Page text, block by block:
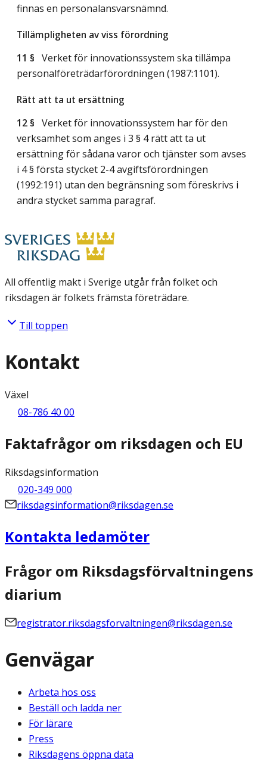
finnas en personalansvarsnämnd.
Tillämpligheten av viss förordning
11 § Verket för innovationssystem ska tillämpa
personalföreträdarförordningen (1987:1101).
Rätt att ta ut ersättning
12 § Verket för innovationssystem har för den
verksamhet som anges i 3 § 4 rätt att ta ut
ersättning för sådana varor och tjänster som avses
i 4 § första stycket 2-4 avgiftsförordningen
(1992:191) utan den begränsning som föreskrivs i
andra stycket samma paragraf.
All offentlig makt i Sverige utgår från folket och
riksdagen är folkets främsta företrädare.
Till toppen
Kontakt
Växel
08-786 40 00
Faktafrågor om riksdagen och EU
Riksdagsinformation
020-349 000
riksdagsinformation@riksdagen.se
Kontakta ledamöter
Frågor om Riksdagsförvaltningens
diarium
registrator.riksdagsforvaltningen@riksdagen.se
Genvägar
Arbeta hos oss
Beställ och ladda ner
För lärare
Press
Riksdagens öppna data